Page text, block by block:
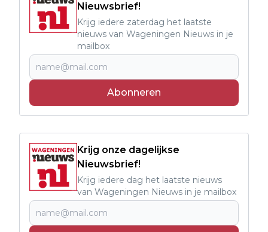
Nieuwsbrief!
Krijg iedere zaterdag het laatste
nieuws van Wageningen Nieuws in je
mailbox
Abonneren
Krijg onze dagelijkse
Nieuwsbrief!
Krijg iedere dag het laatste nieuws
van Wageningen Nieuws in je mailbox